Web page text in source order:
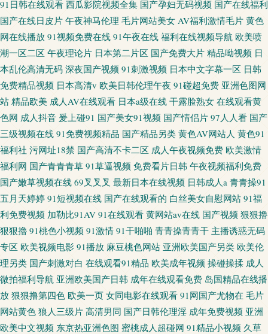
91日韩在线观看 西瓜影院视频全集 国产孕妇无码视频 国产在线福利
国产在线日皮片 午夜神马伦理 毛片网站美女 AV福利激情毛片 黄色
网在线播放 91视频免费在线 91午夜在线 福利在线视频导航 欧美喷
潮一区二区 午夜理论片 日本第二片区 国产免费大片 精品呦视频 日
本乱伦高清无码 深夜国产视频 91刺激视频 日本中文字幕一区 日韩
免费精品视频 日本高清v 欧美日韩伦理午夜 91碰超免费 亚洲色图网
站 精品欧美 成人AV在线观看 日本a级在线 干露脸熟女 在线观看黄
色网 成人抖音 爰上碰91 国产美女91视频 国产情侣片 97人人看 国产
三级视频在线 91免费视频精品 国产精品另类 黄色AV网站人 黄色91
福利社 污网址18禁 国产高清不卡二区 成人午夜视频免费 欧美激情
福利网 国产青青青草 91草逼视频 免费看片日韩 午夜视频福利免费
国产嫩草视频在线 69叉叉叉 最新日本在线视频 日韩成人a 青青操91
五月天婷婷 91短视频在线 国产在线观看的 白丝美女自慰网站 91福
利免费视频 加勒比91AV 91在线观看 黄网站av在线 国产视频 狠狠擼
狠狠擼 91桃色小视频 91激情 91干啪啪 青青操青青干 主播诱惑无码
专区 欧美视频电影 91播放 麻豆桃色网站 亚洲欧美国产另类 欧美伦
理另类 国产刺激对白 在线观看91精品 欧美成年视频 操碰操揉 成人
微拍福利导航 亚洲欧美国产日韩 成年在线观看免费 岛国精品在线播
放 狠狠撸第四色 欧美一页 女同电影在线观看 91网国产尤物在 毛片
网站黄色 狼人三级片 高清男同 国产日韩伦理淫 成年免费视频 亚洲
欧美中文视频 东京热亚洲色图 蜜桃成人超碰网 91精品小视频 久草